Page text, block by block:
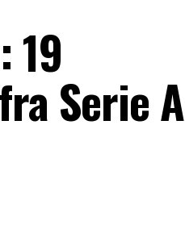
19
Serie A